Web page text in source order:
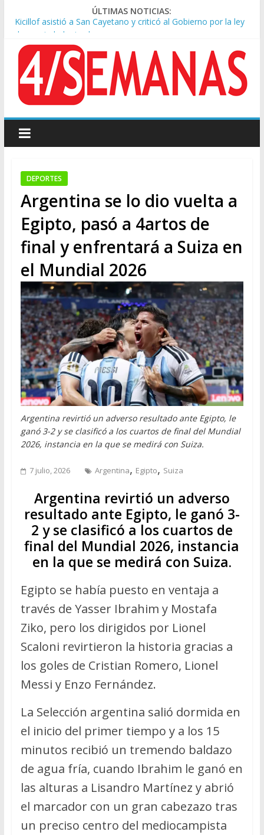
ÚLTIMAS NOTICIAS:
Kicillof asistió a San Cayetano y criticó al Gobierno por la ley
de propiedad privada
Condenaron a la red social Meta a pagar US$567 millones por
afectar la salud mental de niños
Represión frente al Congreso: tres detenidos durante la
protesta contra la Ley de Propiedad Privada
Sturzenegger defendió la Ley de Tierras y lamentó el retiro
del capítulo de extranjerización
Tras la aprobación de la ley de propiedad privada, Bullrich
apuntó: “Vino un poco endiablada”
DEPORTES
Argentina se lo dio vuelta a
Egipto, pasó a 4artos de
final y enfrentará a Suiza en
el Mundial 2026
Argentina revirtió un adverso resultado ante Egipto, le
ganó 3-2 y se clasificó a los cuartos de final del Mundial
2026, instancia en la que se medirá con Suiza.
7 julio, 2026 Argentina, Egipto, Suiza
Argentina revirtió un adverso
resultado ante Egipto, le ganó 3-
2 y se clasificó a los cuartos de
final del Mundial 2026, instancia
en la que se medirá con Suiza.
Egipto se había puesto en ventaja a
través de Yasser Ibrahim y Mostafa
Ziko, pero los dirigidos por Lionel
Scaloni revirtieron la historia gracias a
los goles de Cristian Romero, Lionel
Messi y Enzo Fernández.
La Selección argentina salió dormida en
el inicio del primer tiempo y a los 15
minutos recibió un tremendo baldazo
de agua fría, cuando Ibrahim le ganó en
las alturas a Lisandro Martínez y abrió
el marcador con un gran cabezazo tras
un preciso centro del mediocampista